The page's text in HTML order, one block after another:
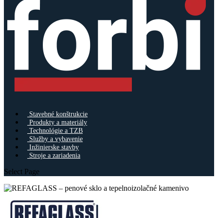
Stavebné konštrukcie
Produkty a materiály
Technológie a TZB
Služby a vybavenie
Inžinierske stavby
Stroje a zariadenia
Select Page